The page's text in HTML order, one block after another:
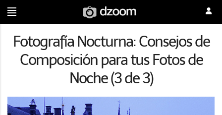
Fotografía Nocturna: Consejos de
Composición para tus Fotos de
Noche (3 de 3)